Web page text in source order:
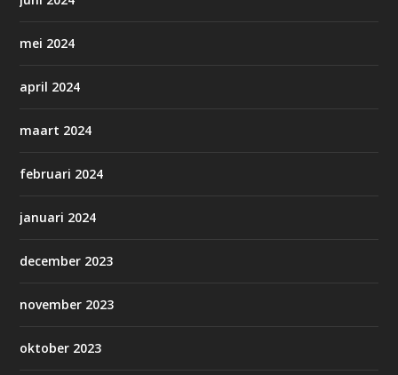
mei 2024
april 2024
maart 2024
februari 2024
januari 2024
december 2023
november 2023
oktober 2023